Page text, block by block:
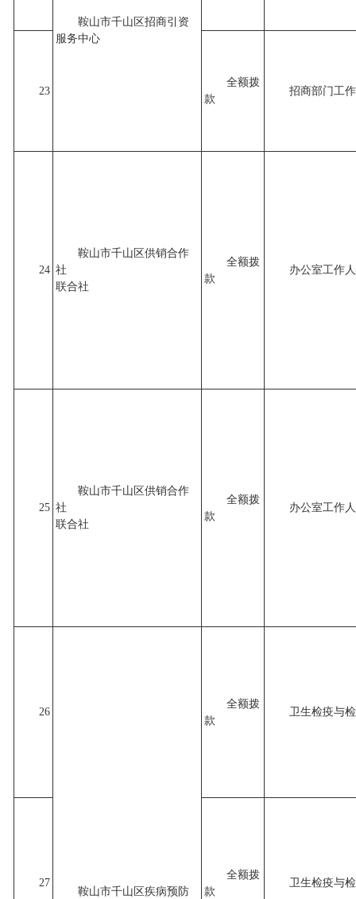
鞍山市千山区招商引资
服务中心
23
全额拨
款
招商部门工
24
鞍山市千山区供销合作
社
联合社
全额拨
款
办公室工作
25
鞍山市千山区供销合作
社
联合社
全额拨
款
办公室工作
26
鞍山市千山区疾病预防
全额拨
款
卫生检疫与
27
全额拨
款
卫生检疫与